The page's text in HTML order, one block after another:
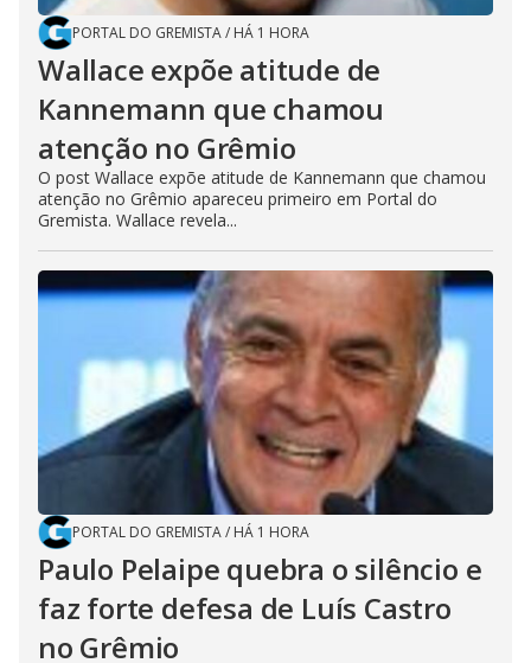
PORTAL DO GREMISTA/ HÁ 1 HORA
Wallace expõe atitude de
Kannemann que chamou
atenção no Grêmio
O post Wallace expõe atitude de Kannemann que chamou
atenção no Grêmio apareceu primeiro em Portal do
Gremista. Wallace revela...
PORTAL DO GREMISTA/ HÁ 1 HORA
Paulo Pelaipe quebra o silêncio e
faz forte defesa de Luís Castro
no Grêmio